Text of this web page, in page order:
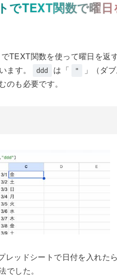
でTEXT関数で曜日
TEXT関数を使って曜日を返
ます。 ddd は「 "
」（ダ
のも必要です。
レッドシートで日付を入れた
でした。